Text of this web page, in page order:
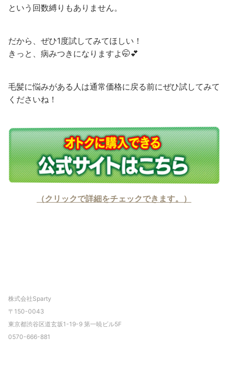
という回数縛りもありません。
だから、ぜひ1度試してみてほしい！
きっと、病みつきになりますよ🤭💕
毛髪に悩みがある人は通常価格に戻る前にぜひ試してみて
くださいね！
（クリックで詳細をチェックできます。）
株式会社Sparty
〒 150-0043
東京都渋谷区道玄坂1-19-9 第一暁ビル5F
0570-666-881